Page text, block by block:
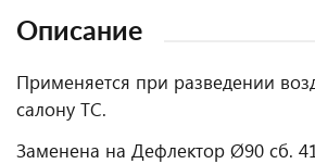
Описание
Применяется при разведении
салону ТС.
Заменена на Дефлектор Ø90 сб.